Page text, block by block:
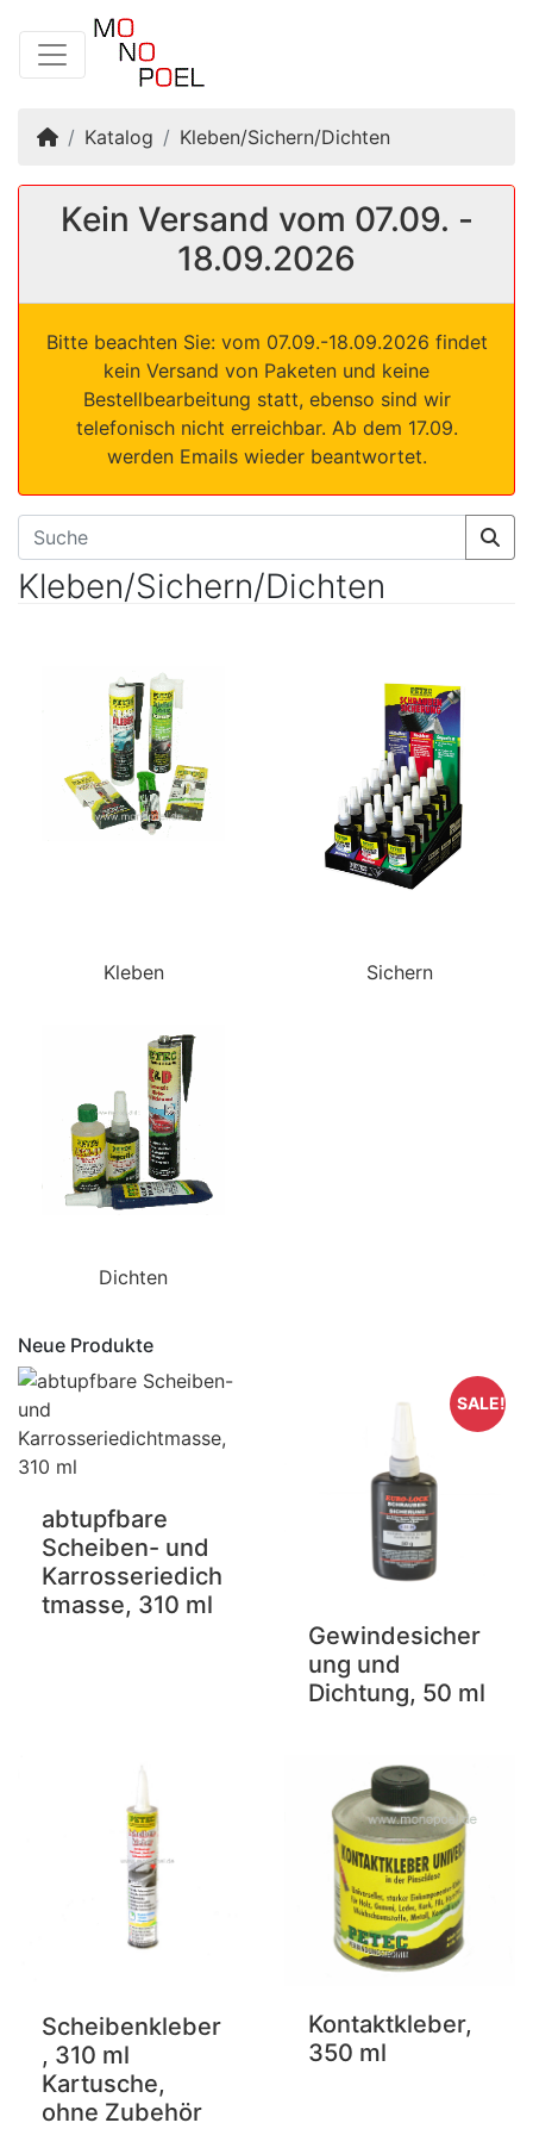
Startseite
Katalog Kleben/Sichern/Dichten
Kein Versand vom 07.09. -
18.09.2026
Bitte beachten Sie: vom 07.09.-18.09.2026 findet
kein Versand von Paketen und keine
Bestellbearbeitung statt, ebenso sind wir
telefonisch nicht erreichbar. Ab dem 17.09.
werden Emails wieder beantwortet.
Kleben/Sichern/Dichten
Kleben Sichern
Dichten
Neue Produkte
abtupfbare
Scheiben- und
Karrosseriedich
tmasse, 310 ml
Gewindesicher
ung und
Dichtung, 50 ml
SALE!
Scheibenkleber
, 310 ml
Kartusche,
ohne Zubehör
Kontaktkleber,
350 ml